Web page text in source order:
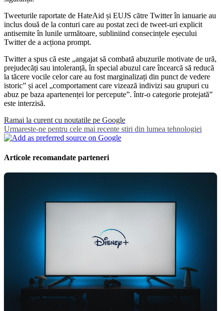
Tweeturile raportate de HateAid și EUJS către Twitter în ianuarie au
inclus două de la conturi care au postat zeci de tweet-uri explicit
antisemite în lunile următoare, subliniind consecințele eșecului
Twitter de a acționa prompt.
Twitter a spus că este „angajat să combată abuzurile motivate de ură,
prejudecăți sau intoleranță, în special abuzul care încearcă să reducă
la tăcere vocile celor care au fost marginalizați din punct de vedere
istoric” și acel „comportament care vizează indivizi sau grupuri cu
abuz pe baza apartenenței lor percepute”. într-o categorie protejată”
este interzisă.
Ramai la curent cu noutatile pe Google
Urmareste-ne pentru cele mai recente stiri din lumea tehnologiei
Articole recomandate parteneri